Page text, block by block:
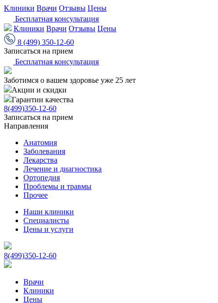
Клиники Врачи Отзывы Цены
Бесплатная консультация
Клиники Врачи Отзывы Цены
8 (499) 350-12-60
Записаться на прием
Бесплатная консультация
Заботимся о вашем здоровье уже 25 лет
Акции и скидки
Гарантии качества
8(499)350-12-60
Записаться на прием
Направления
Анатомия
Заболевания
Лекарства
Лечение и диагностика
Ортопедия
Проблемы и травмы
Прочее
Наши клиники
Специалисты
Цены и услуги
8(499)350-12-60
Врачи
Клиники
Цены